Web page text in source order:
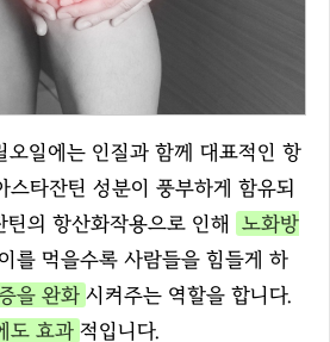
오일에는 인질과 함께 대표적인 항
스타잔틴 성분이 풍부하게 함유되
틴의 항산화작용으로 인해
노화방
를 먹을수록 사람들을 힘들게 하
을 완화 시켜주는 역할을 합니다.
도 효과 적입니다.